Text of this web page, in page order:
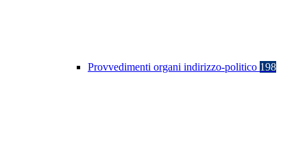
Provvedimenti organi indirizzo-politico 198